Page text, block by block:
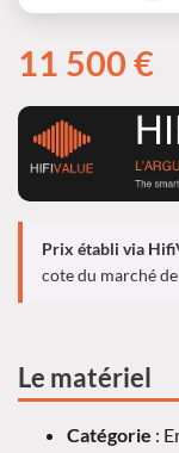
11 500 €
Prix établi via
cote du marché de
Le matériel
Catégorie :